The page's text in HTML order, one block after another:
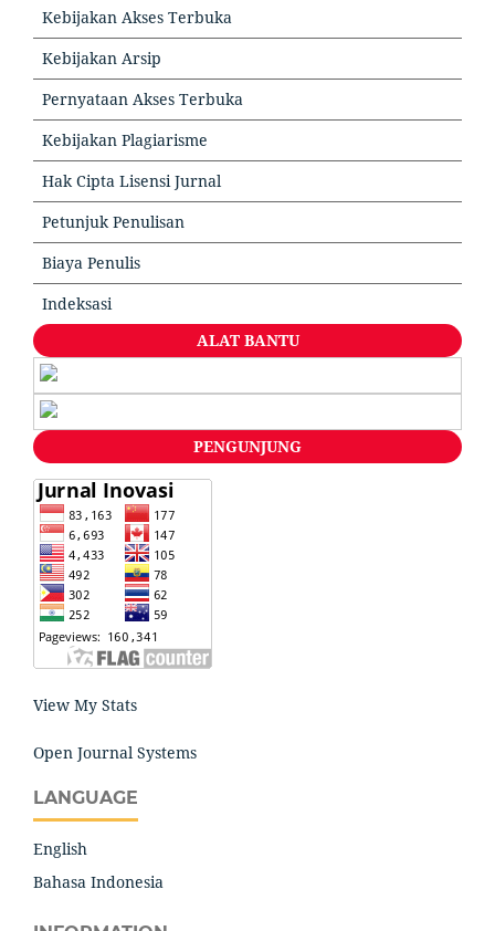
Kebijakan Akses Terbuka
Kebijakan Arsip
Pernyataan Akses Terbuka
Kebijakan Plagiarisme
Hak Cipta Lisensi Jurnal
Petunjuk Penulisan
Biaya Penulis
Indeksasi
ALAT BANTU
PENGUNJUNG
View My Stats
Open Journal Systems
LANGUAGE
English
Bahasa Indonesia